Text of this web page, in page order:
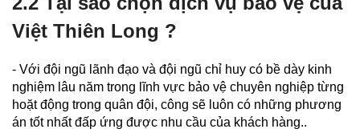
Việt Thiên Long ?
- Với đội ngũ lãnh đạo và đội ngũ chỉ huy có bề dày kinh
nghiệm lâu năm trong lĩnh vực bảo vệ chuyên nghiệp từng
hoặt động trong quân đội, công sẽ luôn có những phương
án tốt nhất đấp ứng được nhu cầu của khách hàng..